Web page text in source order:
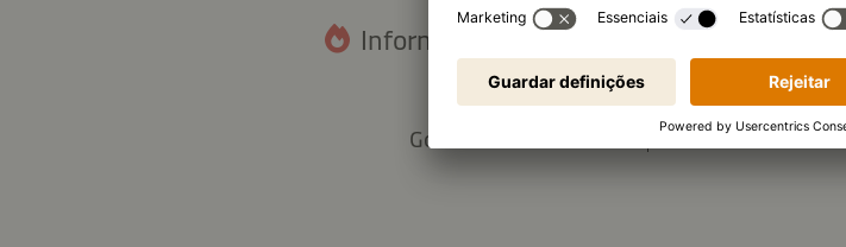
Informação nutricional (por porção)
24 g
Gorduras totais
34 g
Proteína